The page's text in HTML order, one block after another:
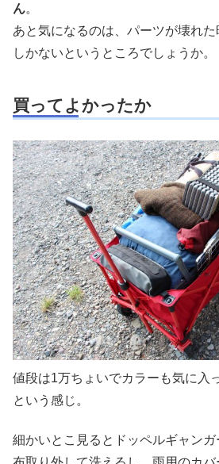
ん。
あと気になるのは、パーツが壊れ
しかないというところでしょうか。
買ってよかったか
値段は1万ちょいでカラーも気に入
という感じ。
細かいとこ見るとドッペルギャン